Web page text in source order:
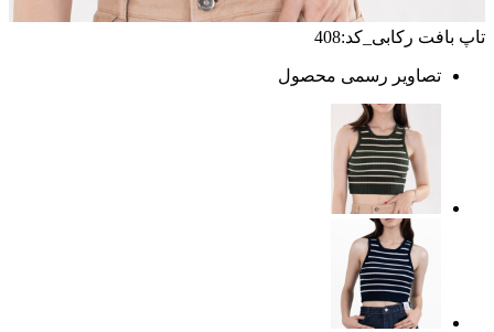
تاپ بافت رکابی_کد:408
تصاویر رسمی محصول